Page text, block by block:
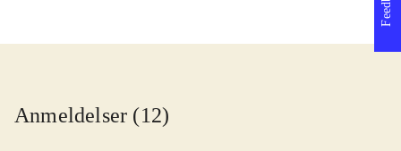
Anmeldelser (12)